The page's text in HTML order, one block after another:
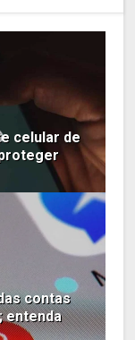
celular de
contas
entenda